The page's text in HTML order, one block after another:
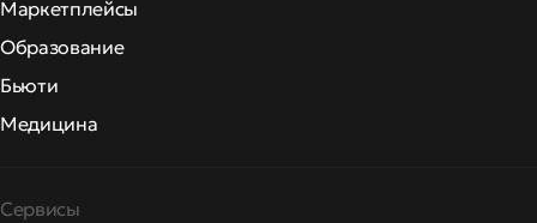
Маркетплейсы
Образование
Бьюти
Медицина
Сервисы